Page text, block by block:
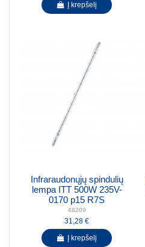
Į krepšelį
Infraraudonųjų spindulių
lempa ITT 500W 235V-
0170 p15 R7S
48209
31,28 €
Į krepšelį